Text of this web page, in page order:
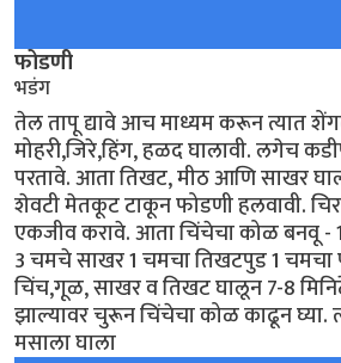
फोडणी
भडंग
तेल तापू द्यावे आच माध्यम करून त्यात
मोहरी,जिरे,हिंग, हळद घालावी. लगेच
परतावे. आता तिखट, मीठ आणि साखर
शेवटी मेतकूट टाकून फोडणी हलवावी.
एकजीव करावे. आता चिंचेचा कोळ बनवू -
3 चमचे साखर 1 चमचा तिखटपुड 1 चमचा
चिंच,गूळ, साखर व तिखट घालून 7-8
झाल्यावर चुरून चिंचेचा कोळ काढून घ्या.
मसाला घाला